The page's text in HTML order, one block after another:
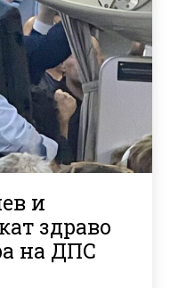
и
здраво
на ДПС